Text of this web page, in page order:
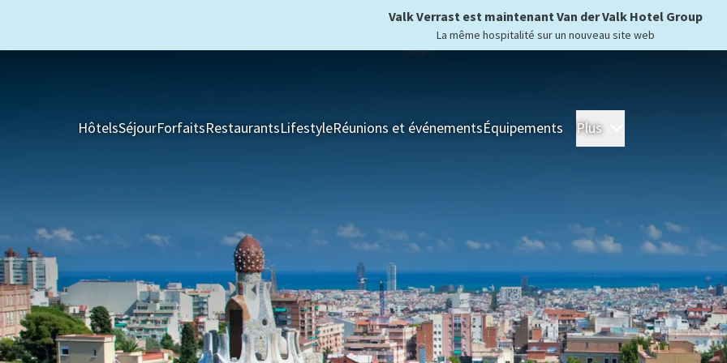
Valk Verrast est maintenant Van der Valk Hotel Group
La même hospitalité sur un nouveau site web
HôtelsSéjourForfaitsRestaurantsLifestyleRéunions et événementsÉquipements Plus